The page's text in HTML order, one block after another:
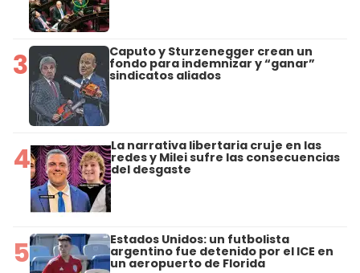
3 Caputo y Sturzenegger crean un
fondo para indemnizar y “ganar”
sindicatos aliados
4 La narrativa libertaria cruje en las
redes y Milei sufre las consecuencias
del desgaste
5 Estados Unidos: un futbolista
argentino fue detenido por el ICE en
un aeropuerto de Florida